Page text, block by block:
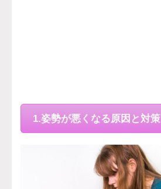
1.姿勢が悪くなる原因と対策